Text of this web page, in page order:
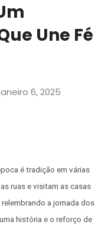
Une Fé
6, 2025
é tradição em várias
ruas e visitam as casas
a jornada dos
história e o reforço de